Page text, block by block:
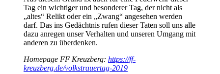
Tag ein wichtiger und besonderer Tag, der nicht als
„altes“ Relikt oder ein „Zwang“ angesehen werden
darf. Das ins Gedächtnis rufen dieser Taten soll uns alle
dazu anregen unser Verhalten und unseren Umgang mit
anderen zu überdenken.
Homepage FF Kreuzberg: https://ff-
kreuzberg.de/volkstrauertag-2019